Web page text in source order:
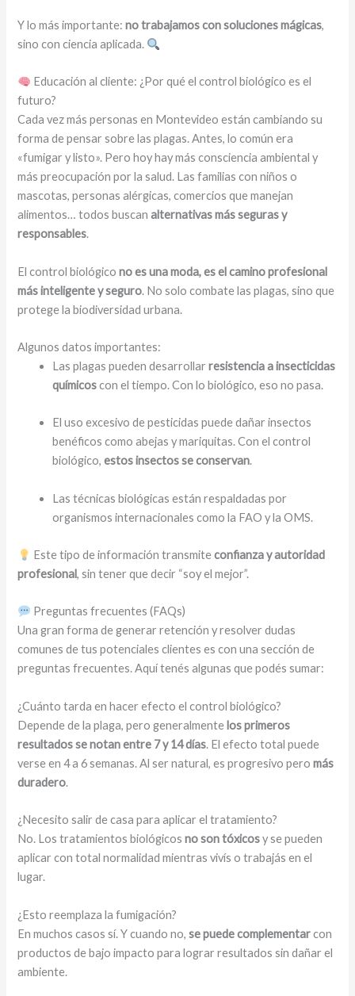
Y lo más importante:no trabajamos con soluciones mágicas,
sino con ciencia aplicada.
Educación al cliente: ¿Por qué el control biológico es el
futuro?
Cada vez más personas en Montevideo están cambiando su
forma de pensar sobre las plagas. Antes, lo común era
«fumigar y listo». Pero hoy hay más consciencia ambiental y
más preocupación por la salud. Las familias con niños o
mascotas, personas alérgicas, comercios que manejan
alimentos… todos buscanalternativas más seguras y
responsables.
El control biológicono es una moda, es el camino profesional
más inteligente y seguro. No solo combate las plagas, sino que
protege la biodiversidad urbana.
Algunos datos importantes:
Las plagas pueden desarrollarresistencia a insecticidas
químicoscon el tiempo. Con lo biológico, eso no pasa.
El uso excesivo de pesticidas puede dañar insectos
benéficos como abejas y mariquitas. Con el control
biológico,estos insectos se conservan.
Las técnicas biológicas están respaldadas por
organismos internacionales como la FAO y la OMS.
Este tipo de información transmiteconfianza y autoridad
profesional, sin tener que decir “soy el mejor”.
Preguntas frecuentes (FAQs)
Una gran forma de generar retención y resolver dudas
comunes de tus potenciales clientes es con una sección de
preguntas frecuentes. Aquí tenés algunas que podés sumar:
¿Cuánto tarda en hacer efecto el control biológico?
Depende de la plaga, pero generalmente los primeros
resultados se notan entre 7 y 14 días. El efecto total puede
verse en 4 a 6 semanas. Al ser natural, es progresivo peromás
duradero.
¿Necesito salir de casa para aplicar el tratamiento?
No. Los tratamientos biológicosno son tóxicosy se pueden
aplicar con total normalidad mientras vivís o trabajás en el
lugar.
¿Esto reemplaza la fumigación?
En muchos casos sí. Y cuando no,se puede complementarcon
productos de bajo impacto para lograr resultados sin dañar el
ambiente.